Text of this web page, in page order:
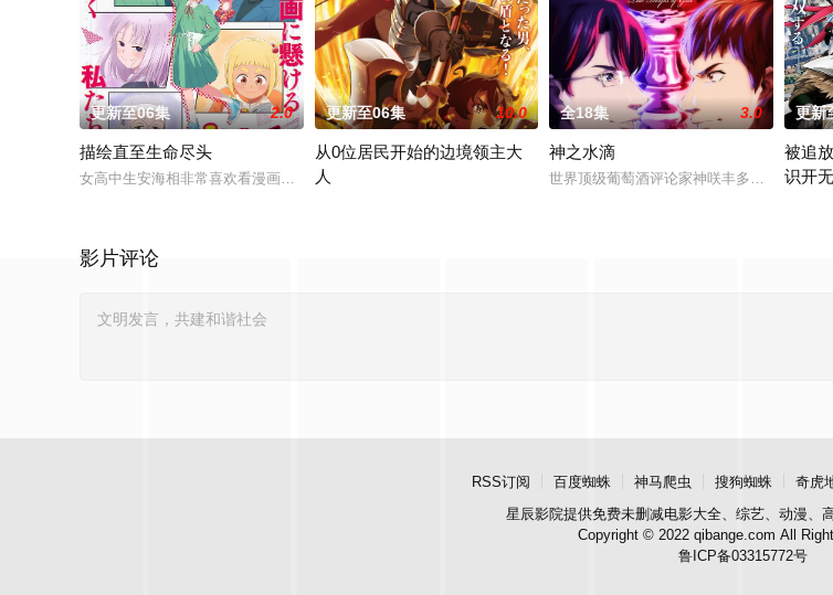
更新至06集 2.0
描绘直至生命尽头
女高中生安海相非常喜欢看漫画，尤其是 ☆野0 的《机器太与狸太》。国文老师手岛斥责她是浪费生命、声称漫画都是
更新至06集 10.0
从0位居民开始的边境领主大
人
全18集 3.0
神之水滴
世界顶级葡萄酒评论家神咲丰多香去世以后
更新
被追
识开
影片评论
RSS订阅 百度蜘蛛 神马爬虫 搜狗蜘蛛 奇虎
星辰影院提供免费未删减电影大全、综艺、动漫、
Copyright © 2022 qibange.com All
鲁ICP备03315772号